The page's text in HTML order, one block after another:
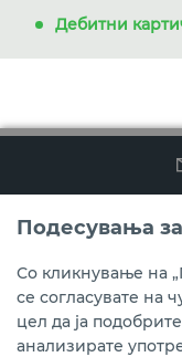
Дебитни
Преземете ја
Подесувања
Со кликнување на
се согласувате на
цел да ја
анализирате